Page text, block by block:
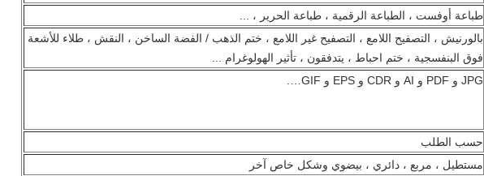
طباعة أوفست ، الطباعة الرقمية ، طباعة الحرير ، ...
بالورنيش ، التصفيح اللامع ، التصفيح غير اللامع ، ختم الذهب / الفضة الساخن ، النقش ، طلاء للأشعة
فوق البنفسجية ، ختم احباط ، يتدفقون ، تأثير الهولوغرام ...
JPG و PDF و AI و CDR و EPS و GIF….
حسب الطلب
مستطيل ، مربع ، دائري ، بيضوي وشكل خاص آخر